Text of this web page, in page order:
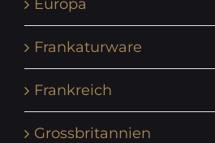
Europa
Frankaturware
Frankreich
Grossbritannien